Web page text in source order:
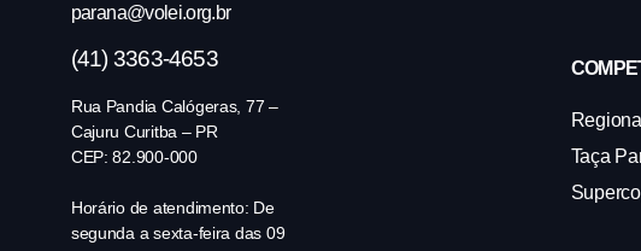
parana@volei.org.br
(41) 3363-4653
Rua Pandia Calógeras, 77 –
Cajuru Curitba – PR
CEP: 82.900-000
Horário de atendimento: De
segunda a sexta-feira das 09
Taça